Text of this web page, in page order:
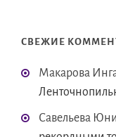
СВЕЖИЕ
Макарова
Савельева